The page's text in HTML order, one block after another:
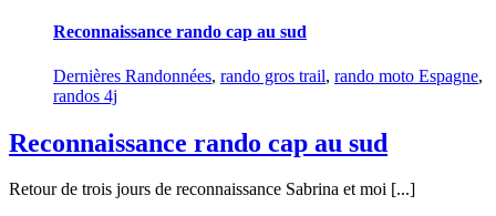
Reconnaissance rando cap au sud
Dernières Randonnées, rando gros trail, rando moto Espagne,
randos 4j
Reconnaissance rando cap au sud
Retour de trois jours de reconnaissance Sabrina et moi [...]